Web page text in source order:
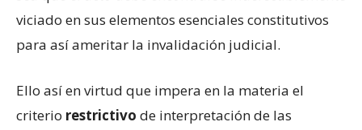
viciado en sus elementos esenciales constitutivos
para así ameritar la invalidación judicial.
Ello así en virtud que impera en la materia el
criterio restrictivo de interpretación de las